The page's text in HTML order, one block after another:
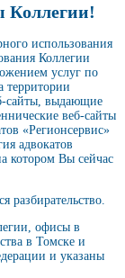
Коллегии!
использования
Коллегии
услуг по
территории
сайты, выдающие
веб-сайты
«Регионсервис»
адвокатов
котором Вы сейчас
офисы в
в Томске и
и указаны